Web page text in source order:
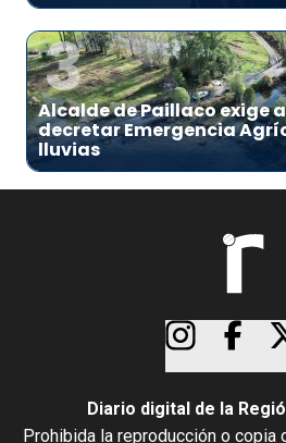
3
Alcalde de Paillaco exige
decretar Emergencia
lluvias
Diario digital de la
Prohibida la reproducción o